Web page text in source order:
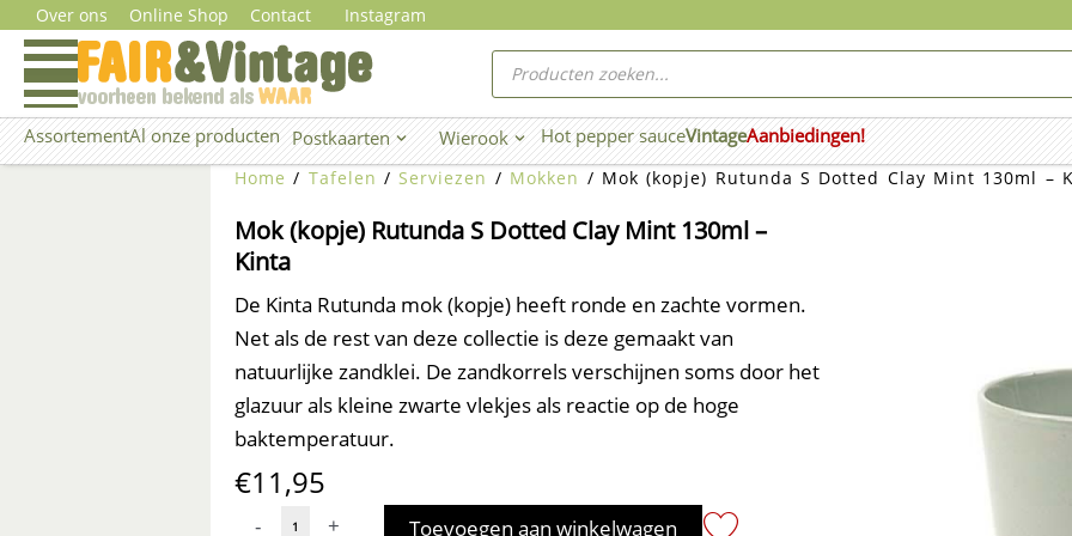
naar
inhoud
Over ons Online Shop Contact Instagram
Producten
zoeken
AssortementAl onze producten Postkaarten Open Postkaarten
Wierook Open Wierook
Hot pepper sauceVintageAanbiedingen!
Home / Tafelen /Serviezen / Mokken / Mok (kopje) Rutunda S Dotted Clay Mint 130ml –
Mok (kopje) Rutunda S Dotted Clay Mint 130ml –
Kinta
De Kinta Rutunda mok (kopje) heeft ronde en zachte vormen.
Net als de rest van deze collectie is deze gemaakt van
natuurlijke zandklei. De zandkorrels verschijnen soms door het
glazuur als kleine zwarte vlekjes als reactie op de hoge
baktemperatuur.
€11,95
- + Toevoegen aan winkelwagen